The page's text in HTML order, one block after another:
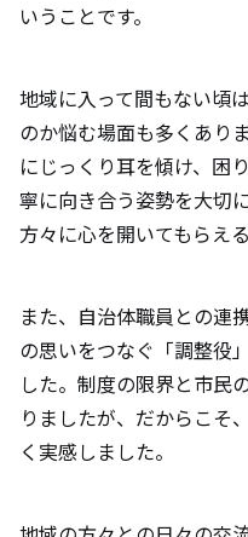
いうことです。
地域に入って間もない頃
のか悩む場面も多くあり
にじっくり耳を傾け、困
寧に向き合う姿勢を大切
方々に心を開いてもらえ
また、自治体職員との連
の思いをつなぐ「調整役
した。制度の限界と市民
りましたが、だからこそ
く実感しました。